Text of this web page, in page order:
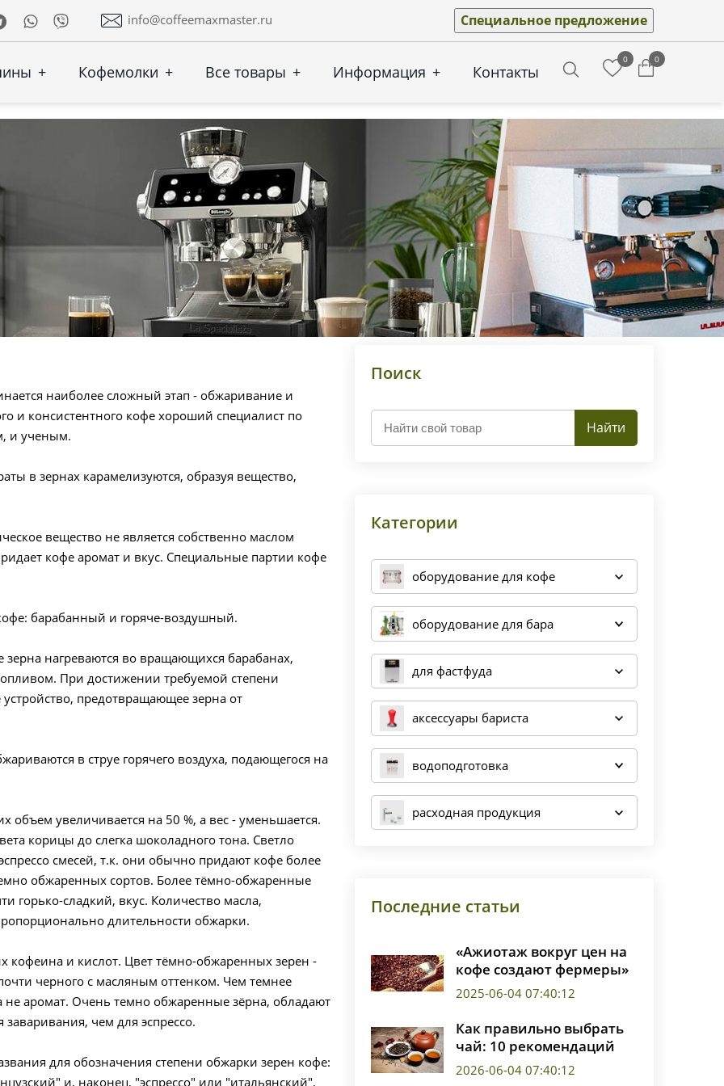
TelegramWhatsapp
Viber info@coffeemaxmaster.ru Специальное предложение
+ Кофемолки + Все товары + Информация + Контакты
0 0
наиболее сложный этап - обжаривание и
и консистентного кофе хороший специалист по
и ученым.
в зернах карамелизуются, образуя вещество,
вещество не является собственно маслом
кофе аромат и вкус. Специальные партии кофе
барабанный и горяче-воздушный.
нагреваются во вращающихся барабанах,
При достижении требуемой степени
предотвращающее зерна от
в струе горячего воздуха, подающегося на
увеличивается на 50 %, а вес - уменьшается.
корицы до слегка шоколадного тона. Светло
смесей, т.к. они обычно придают кофе более
обжаренных сортов. Более тёмно-обжаренные
горько-сладкий, вкус. Количество масла,
длительности обжарки.
и кислот. Цвет тёмно-обжаренных зерен -
черного с масляным оттенком. Чем темнее
не аромат. Очень темно обжаренные зёрна, обладают
чем для эспрессо.
для обозначения степени обжарки зерен кофе:
и, наконец, "эспрессо" или "итальянский",
Поиск
Найти
Категории
оборудование для кофе
оборудование для бара
для фастфуда
аксессуары бариста
водоподготовка
расходная продукция
Последние статьи
«Ажиотаж вокруг цен на
кофе создают фермеры»
2025-06-04 07:40:12
Как правильно выбрать
чай: 10 рекомендаций
2026-06-04 07:40:12